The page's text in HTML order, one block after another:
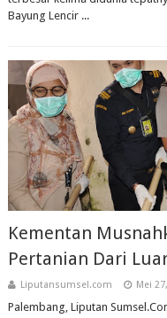
Bayung Lencir ...
Kementan
Pertanian Dari
Liputansumsel.com Mei
Palembang, Liputan